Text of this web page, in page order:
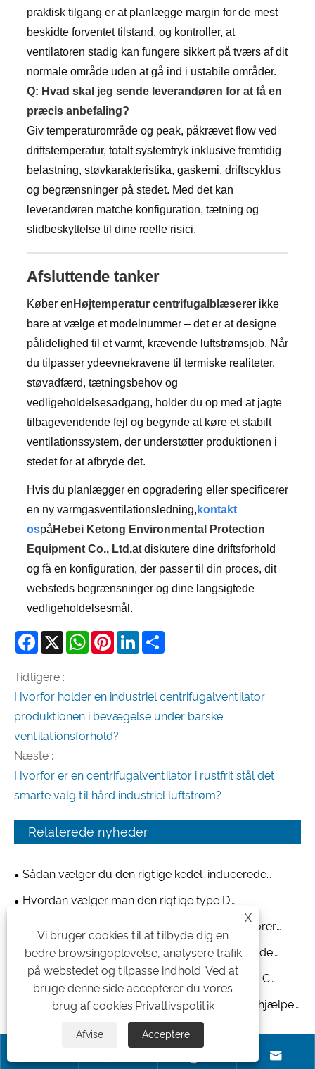
praktisk tilgang er at planlægge margin for de mest
beskidte forventet tilstand, og kontroller, at
ventilatoren stadig kan fungere sikkert på tværs af dit
normale område uden at gå ind i ustabile områder.
Q: Hvad skal jeg sende leverandøren for at få en
præcis anbefaling?
Giv temperaturområde og peak, påkrævet flow ved
driftstemperatur, totalt systemtryk inklusive fremtidig
belastning, støvkarakteristika, gaskemi, driftscyklus
og begrænsninger på stedet. Med det kan
leverandøren matche konfiguration, tætning og
slidbeskyttelse til dine reelle risici.
Afsluttende tanker
Køber en Højtemperatur centrifugalblæserer ikke
bare at vælge et modelnummer – det er at designe
pålidelighed til et varmt, krævende luftstrømsjob. Når
du tilpasser ydeevnekravene til termiske realiteter,
støvadfærd, tætningsbehov og
vedligeholdelsesadgang, holder du op med at jagte
tilbagevendende fejl og begynde at køre et stabilt
ventilationssystem, der understøtter produktionen i
stedet for at afbryde det.
Hvis du planlægger en opgradering eller specificerer
en ny varmgasventilationsledning, kontakt
ospå Hebei Ketong Environmental Protection
Equipment Co., Ltd.at diskutere dine driftsforhold
og få en konfiguration, der passer til din proces, dit
websteds begrænsninger og dine langsigtede
vedligeholdelsesmål.
Facebook
X WhatsAppPinterestLinkedIn
Tidligere :
Hvorfor holder en industriel centrifugalventilator
produktionen i bevægelse under barske
ventilationsforhold?
Næste :
Hvorfor er en centrifugalventilator i rustfrit stål det
smarte valg til hård industriel luftstrøm?
Relaterede nyheder
Sådan vælger du den rigtige kedel-inducerede
trækventilator til industrielle applikationer
Hvordan vælger man den rigtige type D
ventilationssystem?
Hvordan forbedrer type A centrifugalventilatorer
ventilationen i varehuse og logistikcentre?
Hvorfor har kedelindustrien brug for højtydende
centrifugalventilatorer?
Hvorfor globale købere vælger kinesiske type C
centrifugalventilatorproducenter til tilpassede
Energieffektive type A centrifugalventilatorer hjælper
kunderne med at reducere langsigtede
driftsomkostninger
Efterlad mig en besked

X
Vi bruger cookies til at tilbyde dig en
bedre browsingoplevelse, analysere trafik
på webstedet og tilpasse indhold. Ved at
bruge denne side accepterer du vores
brug af cookies.Privatlivspolitik
Afvise Acceptere